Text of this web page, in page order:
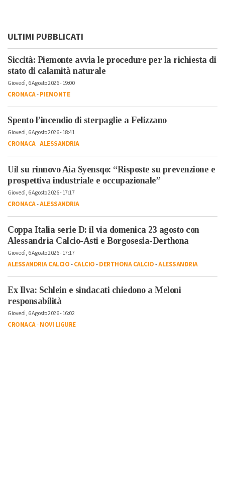
ULTIMI PUBBLICATI
Siccità: Piemonte avvia le procedure per la richiesta di
stato di calamità naturale
Giovedì, 6 Agosto 2026 - 19:00
CRONACA-PIEMONTE
Spento l’incendio di sterpaglie a Felizzano
Giovedì, 6 Agosto 2026 - 18:41
CRONACA-ALESSANDRIA
Uil su rinnovo Aia Syensqo: “Risposte su prevenzione e
prospettiva industriale e occupazionale”
Giovedì, 6 Agosto 2026 - 17:17
CRONACA-ALESSANDRIA
Coppa Italia serie D: il via domenica 23 agosto con
Alessandria Calcio-Asti e Borgosesia-Derthona
Giovedì, 6 Agosto 2026 - 17:17
ALESSANDRIA CALCIO-CALCIO-DERTHONA CALCIO-ALESSANDRIA
Ex Ilva: Schlein e sindacati chiedono a Meloni
responsabilità
Giovedì, 6 Agosto 2026 - 16:02
CRONACA-NOVI LIGURE